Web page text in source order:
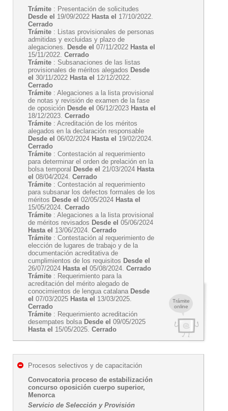
Trámite
online
Trámite : Presentación de solicitudes
Desde el 19/09/2022 Hasta el 17/10/2022.
Cerrado
Trámite : Listas provisionales de personas
admitidas y excluidas y plazo de
alegaciones. Desde el 07/11/2022 Hasta el
15/11/2022. Cerrado
Trámite : Subsanaciones de las listas
provisionales de méritos alegados Desde
el 30/11/2022 Hasta el 12/12/2022.
Cerrado
Trámite : Alegaciones a la lista provisional
de notas y revisión de examen de la fase
de oposición Desde el 06/12/2023 Hasta el
18/12/2023. Cerrado
Trámite : Acreditación de los méritos
alegados en la declaración responsable
Desde el 06/02/2024 Hasta el 19/02/2024.
Cerrado
Trámite : Contestación al requerimiento
para determinar el orden de prelación en la
bolsa temporal Desde el 21/03/2024 Hasta
el 08/04/2024. Cerrado
Trámite : Contestación al requerimiento
para subsanar los defectos formales de los
méritos Desde el 02/05/2024 Hasta el
15/05/2024. Cerrado
Trámite : Alegaciones a la lista provisional
de méritos revisados Desde el 05/06/2024
Hasta el 13/06/2024. Cerrado
Trámite : Contestación al requerimiento de
elección de lugares de trabajo y de la
documentación acreditativa de
cumplimientos de los requisitos Desde el
26/07/2024 Hasta el 05/08/2024. Cerrado
Trámite : Requerimiento para la
acreditación del mérito alegado de
conocimientos de lengua catalana Desde
el 07/03/2025 Hasta el 13/03/2025.
Cerrado
Trámite : Requerimiento acreditación
desempates bolsa Desde el 09/05/2025
Hasta el 15/05/2025. Cerrado
Procesos selectivos y de capacitación
Convocatoria proceso de estabilización
concurso oposición cuerpo superior,
Menorca
Servicio de Selección y Provisión